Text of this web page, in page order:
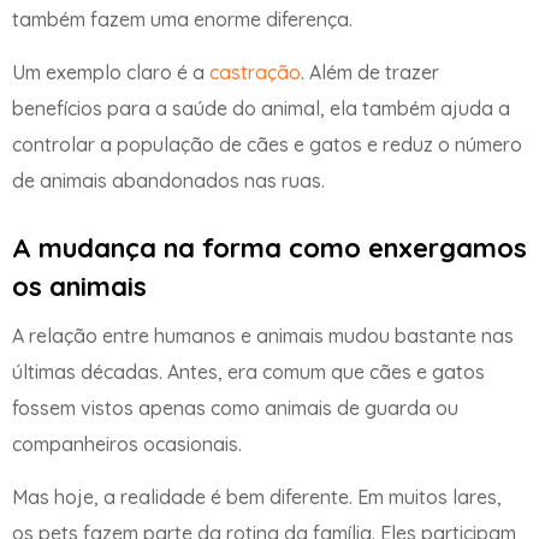
também fazem uma enorme diferença.
Um exemplo claro é a castração. Além de trazer
benefícios para a saúde do animal, ela também ajuda a
controlar a população de cães e gatos e reduz o número
de animais abandonados nas ruas.
A mudança na forma como enxergamos
os animais
A relação entre humanos e animais mudou bastante nas
últimas décadas. Antes, era comum que cães e gatos
fossem vistos apenas como animais de guarda ou
companheiros ocasionais.
Mas hoje, a realidade é bem diferente. Em muitos lares,
os pets fazem parte da rotina da família. Eles participam